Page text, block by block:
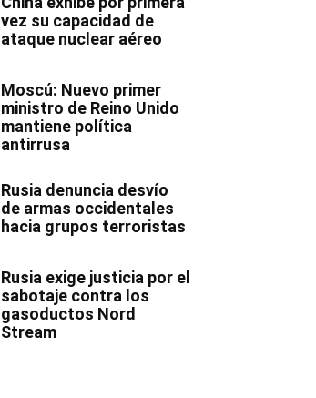
vez su capacidad de
ataque nuclear aéreo
Moscú: Nuevo primer
ministro de Reino Unido
mantiene política
antirrusa
Rusia denuncia desvío
de armas occidentales
hacia grupos terroristas
Rusia exige justicia por el
sabotaje contra los
gasoductos Nord
Stream